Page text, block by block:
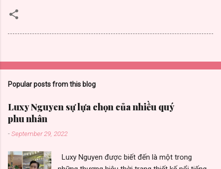
Popular posts from this blog
Luxy Nguyen sự lựa chọn của nhiều quý
phu nhân
-September 29, 2022
Luxy Nguyen được biết đến là một trong